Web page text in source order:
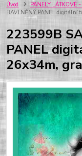
Úvod PANELY LÁTKOVÉ
BAVLNĚNÝ PANEL
223599B
PANEL
26x34m,